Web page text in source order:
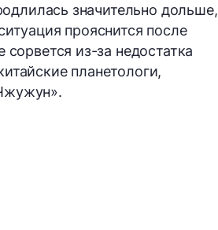
значительно дольше,
прояснится после
из-за недостатка
планетологи,